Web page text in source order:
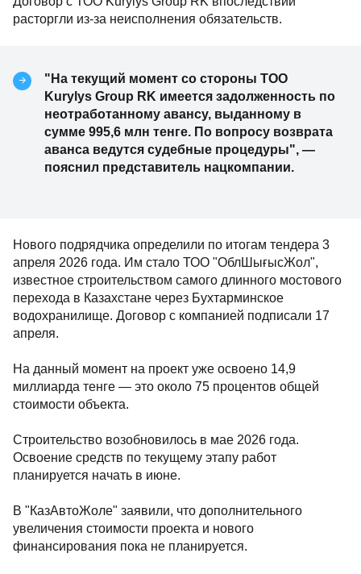
расторгли из-за неисполнения обязательств.
"На текущий момент со стороны ТОО
Kurylys Group RK имеется задолженность по
неотработанному авансу, выданному в
сумме 995,6 млн тенге. По вопросу возврата
аванса ведутся судебные процедуры", —
пояснил представитель нацкомпании.
Нового подрядчика определили по итогам тендера 3
апреля 2026 года. Им стало ТОО "ОблШығысЖол",
известное строительством самого длинного мостового
перехода в Казахстане через Бухтарминское
водохранилище. Договор с компанией подписали 17
апреля.
На данный момент на проект уже освоено 14,9
миллиарда тенге — это около 75 процентов общей
стоимости объекта.
Строительство возобновилось в мае 2026 года.
Освоение средств по текущему этапу работ
планируется начать в июне.
В "КазАвтоЖоле" заявили, что дополнительного
увеличения стоимости проекта и нового
финансирования пока не планируется.